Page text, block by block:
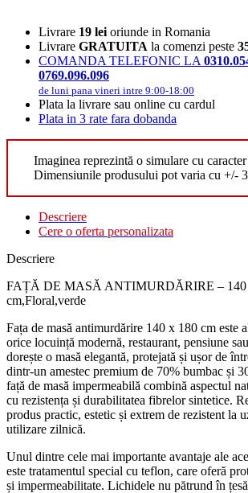
Livrare 19 lei oriunde in Romania
Livrare GRATUITA la comenzi peste
COMANDA TELEFONIC LA
0769.096.096
de luni pana vineri intre 9:00-18:00
Plata la livrare sau online cu cardul
Plata in 3 rate fara dobanda
Imaginea reprezintă o simulare cu
Dimensiunile produsului pot varia cu +/-
Descriere
Cere o oferta personalizata
Descriere
FAȚĂ DE MASĂ ANTIMURDĂRIRE – 140
cm,Floral,verde
Fața de masă antimurdărire 140 x 180 cm este
orice locuință modernă, restaurant, pensiune
dorește o masă elegantă, protejată și ușor de
dintr-un amestec premium de 70% bumbac și
față de masă impermeabilă combină aspectul
cu rezistența și durabilitatea fibrelor sintetice.
produs practic, estetic și extrem de rezistent la
utilizare zilnică.
Unul dintre cele mai importante avantaje ale
este tratamentul special cu teflon, care oferă
și impermeabilitate. Lichidele nu pătrund în